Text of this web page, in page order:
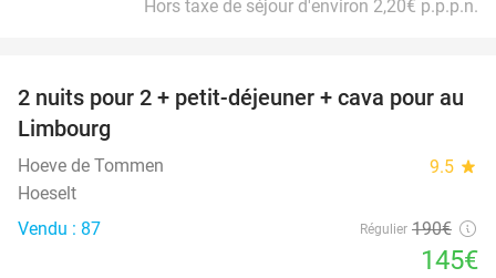
Hors taxe de séjour d'environ 2,20€ p.p.p.n.
24%
2 nuits pour 2 + petit-déjeuner + cava pour au
Limbourg
Hoeve de Tommen 9.5 star
Hoeselt
Vendu : 87
Régulier 190€
145€